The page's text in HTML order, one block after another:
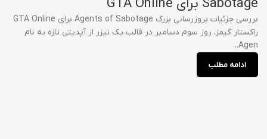
Sabotage برای GTA Online
بررسی جزئیات بروزرسانی بزرگ Agents of Sabotage برای GTA Online
راکستار گیمز، روز سوم دسامبر در قالب یک تیزر از آپدیتی تازه به نام
Agen...
ادامه مطلب